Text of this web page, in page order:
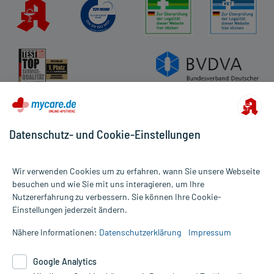
Impressum
Datenschutz
Cookie-Einstellungen
Rückgabe/Widerruf
Alle Preise gelten inkl. MwSt., ggf. zzgl. Versandkosten
Informationen auf dieser Website werden ausschließlich für
die Untersuchung und Behandlung durch einen Arzt. Bitte
Therapien eingeleitet werden können. | Diese Webseite benutzt
Datenschutz- und Cookie-Einstellungen
Wir verwenden Cookies um zu erfahren, wann Sie unsere Webseite
besuchen und wie Sie mit uns interagieren, um Ihre
Nutzererfahrung zu verbessern. Sie können Ihre Cookie-
Einstellungen jederzeit ändern.
Nähere Informationen: Datenschutzerklärung Impressum
Google Analytics